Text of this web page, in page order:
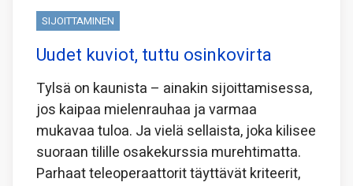
SIJOITTAMINEN
Uudet kuviot, tuttu osinkovirta
Tylsä on kaunista – ainakin sijoittamisessa,
jos kaipaa mielenrauhaa ja varmaa
mukavaa tuloa. Ja vielä sellaista, joka kilisee
suoraan tilille osakekurssia murehtimatta.
Parhaat teleoperaattorit täyttävät kriteerit,